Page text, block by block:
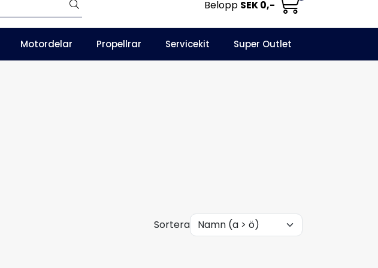
Informationscenter Favoriter Logga in
Belopp SEK 0,-
Motordelar Propellrar Servicekit Super Outlet
Sortera